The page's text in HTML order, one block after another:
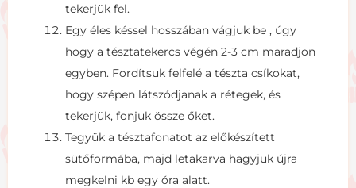
tekerjük fel.
Egy éles késsel hosszában vágjuk be , úgy
hogy a tésztatekercs végén 2-3 cm maradjon
egyben. Fordítsuk felfelé a tészta csíkokat,
hogy szépen látszódjanak a rétegek, és
tekerjük, fonjuk össze őket.
Tegyük a tésztafonatot az előkészített
sütőformába, majd letakarva hagyjuk újra
megkelni kb egy óra alatt.